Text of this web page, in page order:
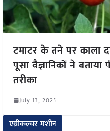
टमाटर के तने पर काला
पूसा वैज्ञानिकों ने
तरीका
July 13, 2025
एग्रीकल्चर मशीन